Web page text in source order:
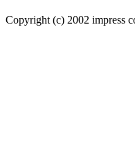
Copyright (c) 2002 impress